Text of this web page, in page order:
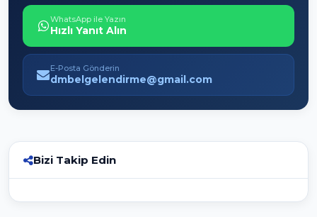
WhatsApp ile Yazın
Hızlı Yanıt Alın
E-Posta Gönderin
dmbelgelendirme@gmail.com
Bizi Takip Edin